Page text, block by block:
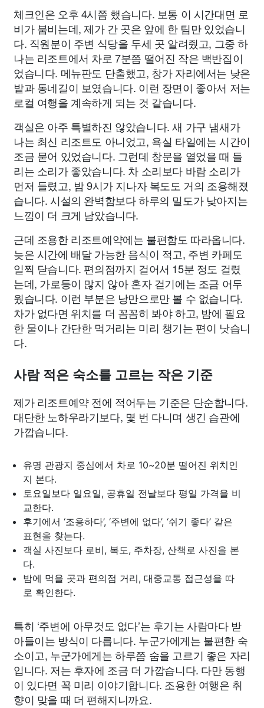
체크인은 오후 4시쯤 했습니다. 보통 이 시간대면 로
비가 붐비는데, 제가 간 곳은 앞에 한 팀만 있었습니
다. 직원분이 주변 식당을 두세 곳 알려줬고, 그중 하
나는 리조트에서 차로 7분쯤 떨어진 작은 백반집이
었습니다. 메뉴판도 단출했고, 창가 자리에서는 낮은
밭과 동네길이 보였습니다. 이런 장면이 좋아서 저는
로컬 여행을 계속하게 되는 것 같습니다.
객실은 아주 특별하진 않았습니다. 새 가구 냄새가
나는 최신 리조트도 아니었고, 욕실 타일에는 시간이
조금 묻어 있었습니다. 그런데 창문을 열었을 때 들
리는 소리가 좋았습니다. 차 소리보다 바람 소리가
먼저 들렸고, 밤 9시가 지나자 복도도 거의 조용해졌
습니다. 시설의 완벽함보다 하루의 밀도가 낮아지는
느낌이 더 크게 남았습니다.
근데 조용한 리조트예약에는 불편함도 따라옵니다.
늦은 시간에 배달 가능한 음식이 적고, 주변 카페도
일찍 닫습니다. 편의점까지 걸어서 15분 정도 걸렸
는데, 가로등이 많지 않아 혼자 걷기에는 조금 어두
웠습니다. 이런 부분은 낭만으로만 볼 수 없습니다.
차가 없다면 위치를 더 꼼꼼히 봐야 하고, 밤에 필요
한 물이나 간단한 먹거리는 미리 챙기는 편이 낫습니
다.
사람 적은 숙소를 고르는 작은 기준
제가 리조트예약 전에 적어두는 기준은 단순합니다.
대단한 노하우라기보다, 몇 번 다니며 생긴 습관에
가깝습니다.
유명 관광지 중심에서 차로 10~20분 떨어진 위치인
지 본다.
토요일보다 일요일, 공휴일 전날보다 평일 가격을 비
교한다.
후기에서 ‘조용하다’, ‘주변에 없다’, ‘쉬기 좋다’ 같은
표현을 찾는다.
객실 사진보다 로비, 복도, 주차장, 산책로 사진을 본
다.
밤에 먹을 곳과 편의점 거리, 대중교통 접근성을 따
로 확인한다.
특히 ‘주변에 아무것도 없다’는 후기는 사람마다 받
아들이는 방식이 다릅니다. 누군가에게는 불편한 숙
소이고, 누군가에게는 하루쯤 숨을 고르기 좋은 자리
입니다. 저는 후자에 조금 더 가깝습니다. 다만 동행
이 있다면 꼭 미리 이야기합니다. 조용한 여행은 취
향이 맞을 때 더 편해지니까요.